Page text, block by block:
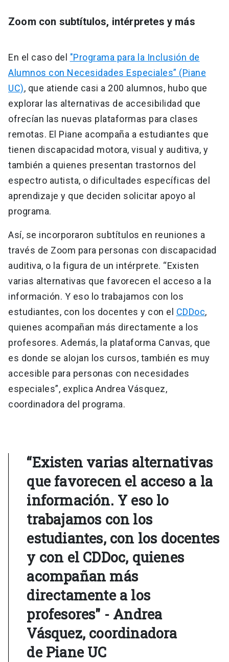
Zoom con subtítulos, intérpretes y más
En el caso del "Programa para la Inclusión de
Alumnos con Necesidades Especiales” (Piane
UC), que atiende casi a 200 alumnos, hubo que
explorar las alternativas de accesibilidad que
ofrecían las nuevas plataformas para clases
remotas. El Piane acompaña a estudiantes que
tienen discapacidad motora, visual y auditiva, y
también a quienes presentan trastornos del
espectro autista, o dificultades específicas del
aprendizaje y que deciden solicitar apoyo al
programa.
Así, se incorporaron subtítulos en reuniones a
través de Zoom para personas con discapacidad
auditiva, o la figura de un intérprete. “Existen
varias alternativas que favorecen el acceso a la
información. Y eso lo trabajamos con los
estudiantes, con los docentes y con el CDDoc,
quienes acompañan más directamente a los
profesores. Además, la plataforma Canvas, que
es donde se alojan los cursos, también es muy
accesible para personas con necesidades
especiales”, explica Andrea Vásquez,
coordinadora del programa.
“Existen varias alternativas
que favorecen el acceso a la
información. Y eso lo
trabajamos con los
estudiantes, con los docentes
y con el CDDoc, quienes
acompañan más
directamente a los
profesores" - Andrea
Vásquez, coordinadora
de Piane UC